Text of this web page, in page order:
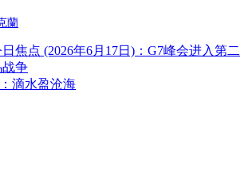
蘭
焦点 (2026年6月17日)：G7峰会进入第二
战争
滴水盈沧海